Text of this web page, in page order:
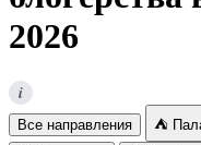
2026
i
Все направления ⛺